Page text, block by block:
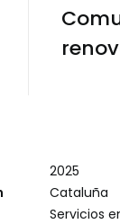
2025
Cataluña
Servicios